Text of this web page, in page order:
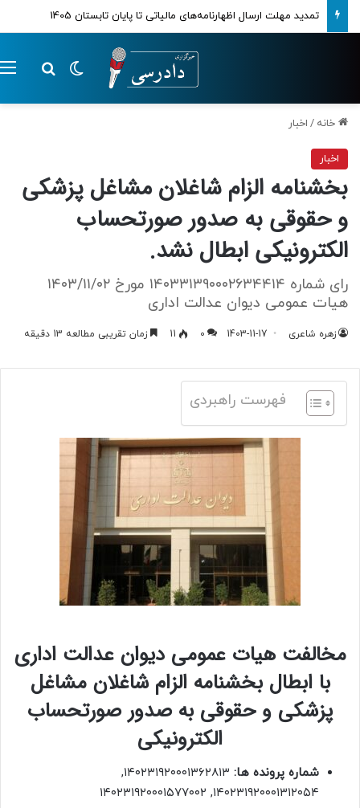
تمدید مهلت ارسال اظهارنامه‌های مالیاتی تا پایان تابستان 1405
تغییر پوسته
خانه / اخبار
اخبار
بخشنامه الزام شاغلان مشاغل پزشکی
و حقوقی به صدور صورتحساب
الکترونیکی ابطال نشد.
رای شماره ۱۴۰۳۳۱۳۹۰۰۰۲۶۳۴۴۱۴ مورخ ۱۴۰۳/۱۱/۰۲
هیات عمومی دیوان عدالت اداری
زهره شاعری 1403-11-17
0
11 زمان تقریبی مطالعه 13 دقیقه
فهرست راهبردی
مخالفت هیات عمومی دیوان عدالت اداری
با ابطال بخشنامه الزام شاغلان مشاغل
پزشکی و حقوقی به صدور صورتحساب
الکترونیکی
شماره پرونده ها:
۱۴۰۲۳۱۹۲۰۰۰۱۳۶۲۸۱۳,
۱۴۰۲۳۱۹۲۰۰۰۱۳۱۲۰۵۴, ۱۴۰۲۳۱۹۲۰۰۰۱۵۷۷۰۰۲